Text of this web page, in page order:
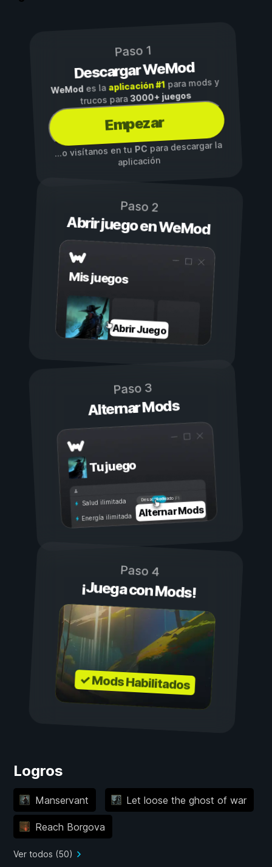
Paso 1
Descargar WeMod
WeMod es la aplicación #1para mods y
trucos para3000+ juegos
Empezar
...o visítanos en tuPCpara descargar la
aplicación
Paso 2
Abrir juego en WeMod
Mis juegos
Abrir Juego
Paso 3
Alternar Mods
Tu juego
Activado
Desactivado
Salud ilimitada
Energía ilimitada Alternar Mods
Paso 4
¡Juega con Mods!
✓ Mods Habilitados
Logros
Manservant Let loose the ghost of war
Reach Borgova
Ver todos (50)